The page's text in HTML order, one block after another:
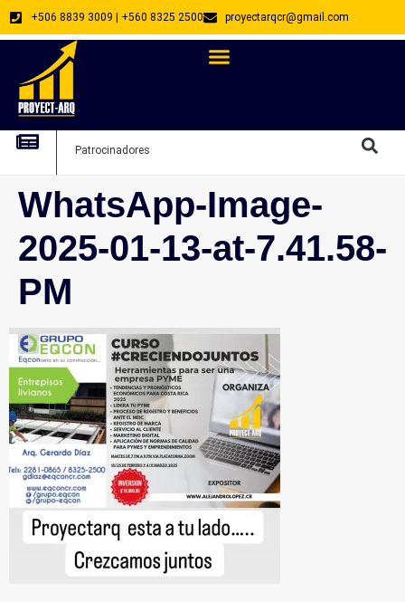
+506 8839 3009 | +560 8325 2500 proyectarqcr@gmail.com
Patrocinadores
WhatsApp-Image-
2025-01-13-at-7.41.58-
PM